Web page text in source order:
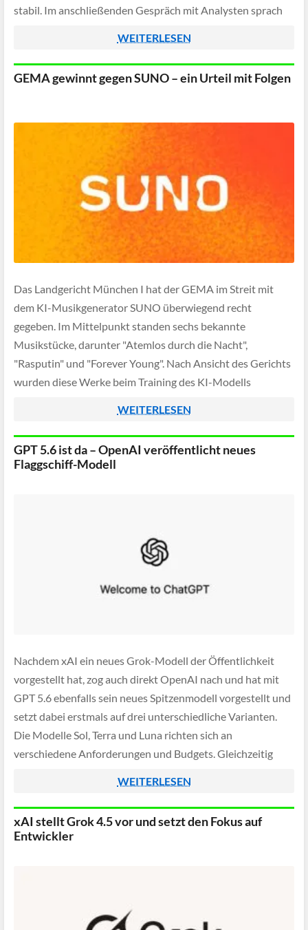
stabil. Im anschließenden Gespräch mit Analysten sprach
Preisgestaltung der […]
WEITERLESEN
GEMA gewinnt gegen SUNO – ein Urteil mit Folgen
Das Landgericht München I hat der GEMA im Streit mit
dem KI-Musikgenerator SUNO überwiegend recht
gegeben. Im Mittelpunkt standen sechs bekannte
Musikstücke, darunter "Atemlos durch die Nacht",
"Rasputin" und "Forever Young". Nach Ansicht des Gerichts
wurden diese Werke beim Training des KI-Modells
rechtskräftig und dürfte die Diskussion […]
WEITERLESEN
GPT 5.6 ist da – OpenAI veröffentlicht neues
Flaggschiff-Modell
Nachdem xAI ein neues Grok-Modell der Öffentlichkeit
vorgestellt hat, zog auch direkt OpenAI nach und hat mit
GPT 5.6 ebenfalls sein neues Spitzenmodell vorgestellt und
setzt dabei erstmals auf drei unterschiedliche Varianten.
Die Modelle Sol, Terra und Luna richten sich an
verschiedene Anforderungen und Budgets. Gleichzeitig
WEITERLESEN
xAI stellt Grok 4.5 vor und setzt den Fokus auf
Entwickler